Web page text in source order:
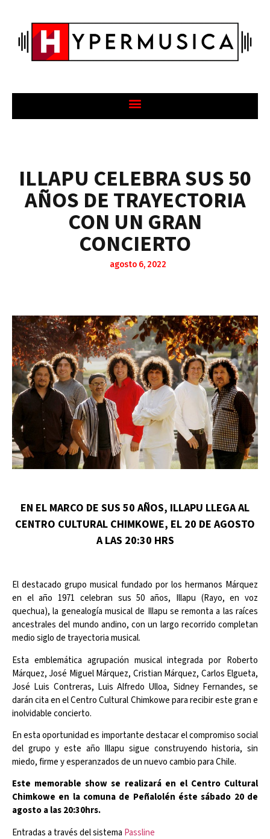
ILLAPU CELEBRA SUS 50
AÑOS DE TRAYECTORIA
CON UN GRAN
CONCIERTO
agosto 6, 2022
EN EL MARCO DE SUS 50 AÑOS, ILLAPU LLEGA AL
CENTRO CULTURAL CHIMKOWE, EL 20 DE AGOSTO
A LAS 20:30 HRS
El destacado grupo musical fundado por los hermanos Márquez
en el año 1971 celebran sus 50 años, Illapu (Rayo, en voz
quechua), la genealogía musical de Illapu se remonta a las raíces
ancestrales del mundo andino, con un largo recorrido completan
medio siglo de trayectoria musical.
Esta emblemática agrupación musical integrada por Roberto
Márquez, José Miguel Márquez, Cristian Márquez, Carlos Elgueta,
José Luis Contreras, Luis Alfredo Ulloa, Sidney Fernandes, se
darán cita en el Centro Cultural Chimkowe para recibir este gran e
inolvidable concierto.
En esta oportunidad es importante destacar el compromiso social
del grupo y este año Illapu sigue construyendo historia, sin
miedo, firme y esperanzados de un nuevo cambio para Chile.
Este memorable show se realizará en el Centro Cultural
Chimkowe en la comuna de Peñalolén éste sábado 20 de
agosto a las 20:30hrs.
Entradas a través del sistema Passline